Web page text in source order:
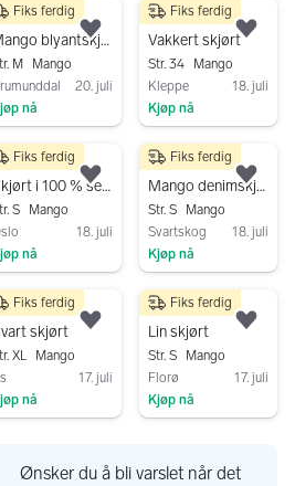
kr
Mango blyantskjørt med skineffekt
M
Mango
20. juli
nå
Fiks ferdig
Legg til som favoritt.
100 kr
Vakkert skjørt
Str. 34
Mango
Kleppe
18. juli
Kjøp nå
Fiks ferdig
kr
Skjørt i 100 % semsket skinn fra Mango
S
Mango
18. juli
nå
Fiks ferdig
Legg til som favoritt.
100 kr
Mango denimskjørt S blå
Str. S
Mango
Svartskog
18. juli
Kjøp nå
Fiks ferdig
kr
skjørt
XL
Mango
17. juli
nå
Fiks ferdig
Legg til som favoritt.
449 kr
Lin skjørt
Str. S
Mango
Florø
17. juli
Kjøp nå
Fiks ferdig
Ønsker du å bli varslet når det